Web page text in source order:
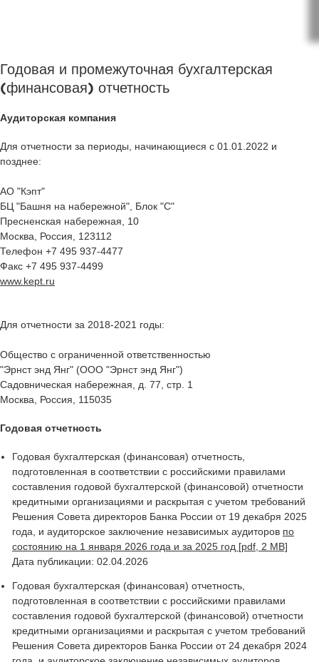
Годовая и промежуточная бухгалтерская
(финансовая) отчетность
Аудиторская компания
Для отчетности за периоды, начинающиеся с 01.01.2022 и
позднее:
АО "Кэпт"
БЦ "Башня на набережной", Блок "С"
Пресненская набережная, 10
Москва, Россия, 123112
Телефон +7 495 937-4477
Факс +7 495 937-4499
www.kept.ru
Для отчетности за 2018-2021 годы:
Общество с ограниченной ответственностью
"Эрнст энд Янг" (ООО "Эрнст энд Янг")
Садовническая набережная, д. 77, стр. 1
Москва, Россия, 115035
Годовая отчетность
Годовая бухгалтерская (финансовая) отчетность,
подготовленная в соответствии с российскими правилами
составления годовой бухгалтерской (финансовой) отчетности
кредитными организациями и раскрытая с учетом требований
Решения Совета директоров Банка России от 19 декабря 2025
года, и аудиторское заключение независимых аудиторов по
состоянию на 1 января 2026 года и за 2025 год [pdf, 2 MB]
Дата публикации: 02.04.2026
Годовая бухгалтерская (финансовая) отчетность,
подготовленная в соответствии с российскими правилами
составления годовой бухгалтерской (финансовой) отчетности
кредитными организациями и раскрытая с учетом требований
Решения Совета директоров Банка России от 24 декабря 2024